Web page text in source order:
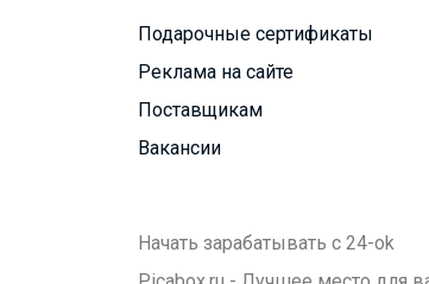
Подарочные сертификаты
Реклама на сайте
Поставщикам
Вакансии
Начать зарабатывать с 24-ok